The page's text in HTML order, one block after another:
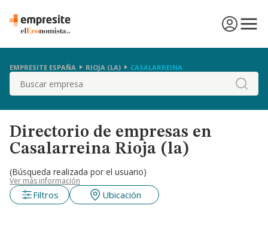
EMPRESITE ESPAÑA RIOJA (LA) CASALARREINA
Buscar
Directorio de empresas en
Casalarreina Rioja (la)
(Búsqueda realizada por el usuario)
Ver más información
Filtros Ubicación